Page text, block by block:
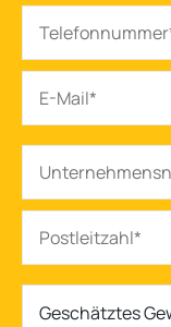
Geschätztes